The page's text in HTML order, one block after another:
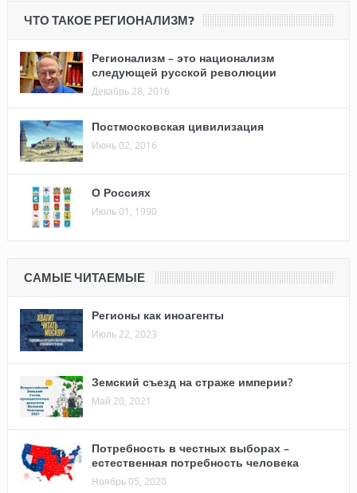
ЧТО ТАКОЕ РЕГИОНАЛИЗМ?
Регионализм – это национализм
следующей русской революции
Декабрь 28, 2016
Постмосковская цивилизация
Июнь 02, 2016
О Россиях
Июль 01, 1990
САМЫЕ ЧИТАЕМЫЕ
Регионы как иноагенты
Июль 22, 2023
Земский съезд на страже империи?
Май 20, 2021
Потребность в честных выборах –
естественная потребность человека
Ноябрь 05, 2020